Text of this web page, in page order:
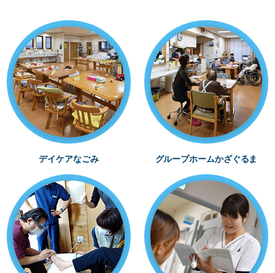
デイケアなごみ グループホームかざぐるま